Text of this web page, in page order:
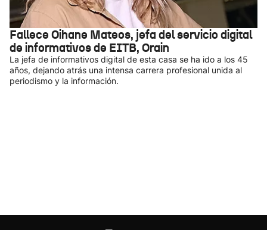
Fallece Oihane Mateos, jefa del servicio digital
de informativos de EITB, Orain
La jefa de informativos digital de esta casa se ha ido a los 45
años, dejando atrás una intensa carrera profesional unida al
periodismo y la información.